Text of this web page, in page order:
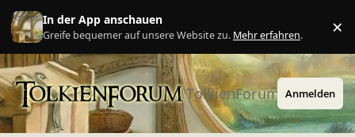
Zu Inhalt springen
In der App anschauen
Greife bequemer auf unsere Website zu. Mehr erfahren. ×
TolkienForum Anmelden